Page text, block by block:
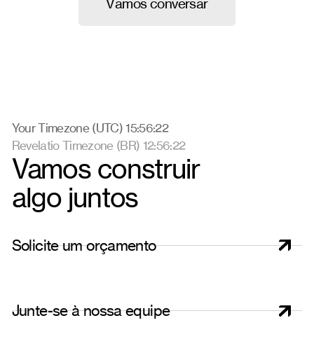
Vamos conversar
Your Timezone (UTC) 15:56:23
Revelatio Timezone (BR) 12:56:23
Vamos construir
algo juntos
Solicite um orçamento
Junte-se à nossa equipe